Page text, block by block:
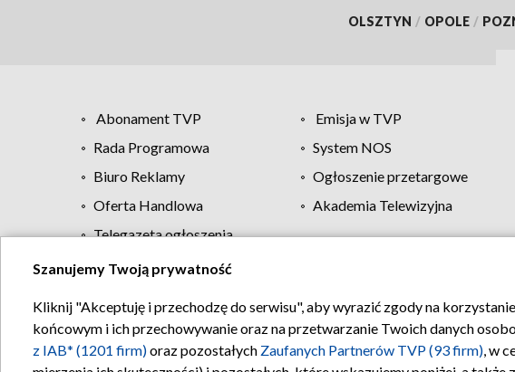
OLSZTYN / OPOLE /
Abonament TVP Emisja w TVP
Rada Programowa
System NOS
Biuro Reklamy
Ogłoszenie przetargowe
Oferta Handlowa
Akademia Telewizyjna
Telegazeta ogłoszenia
Regulamin TVP Polityka
Szanujemy Twoją prywatność
Kliknij "Akceptuję i przechodzę do serwisu", aby wyrazić zgody na
końcowym i ich przechowywanie oraz na przetwarzanie Twoich danych
z IAB* (1201 firm)oraz pozostałych Zaufanych Partnerów TVP (93 firm), w